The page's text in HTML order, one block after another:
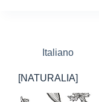
Italiano
[NATURALIA]